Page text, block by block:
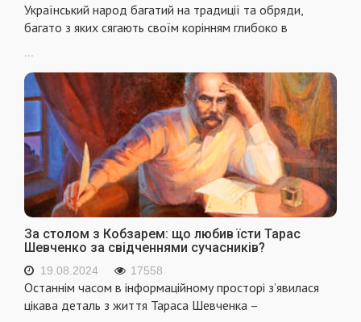
Український народ багатий на традиції та обряди,
багато з яких сягають своїм корінням глибоко в
За столом з Кобзарем: що любив їсти Тарас
Шевченко за свідченнями сучасників?
19.08.2024 17558
Останнім часом в інформаційному просторі з’явилася
цікава деталь з життя Тараса Шевченка –